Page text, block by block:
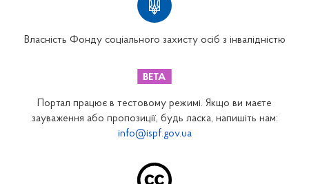
Закарпатське відділення
Запорізьке відділення
Власність Фонду соціального захисту осіб з інвалідністю
Портал працює в тестовому режимі. Якщо ви маєте
зауваження або пропозиції, будь ласка, напишіть нам:
info@ispf.gov.ua